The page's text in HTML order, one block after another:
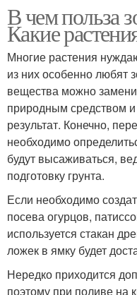
В чем польза
Какие
Многие растения
из них особенно любят
вещества можно
природным средством
результат. Конечно,
необходимо
будут высаживаться,
подготовку грунта.
Если необходимо
посева огурцов,
используется стакан
ложек в ямку будет
Нередко приходится
поэтому при поливе на